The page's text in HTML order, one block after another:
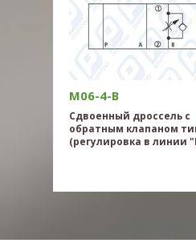
M06-4-B
Сдвоенный дроссель с
обратным клапаном
(регулировка в линии